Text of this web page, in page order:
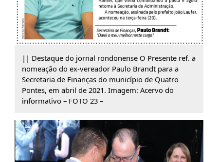
|| Destaque do jornal rondonense O Presente ref. a
nomeação do ex-vereador Paulo Brandt para a
Secretaria de Finanças do município de Quatro
Pontes, em abril de 2021. Imagem: Acervo do
informativo – FOTO 23 –